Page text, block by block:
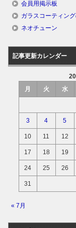
会員用掲示板
ガラスコーティン
ネオチューン
記事更新カレンダー
月
火 水
3 4 5
10 11 12
17 18 19
24 25 26
31
« 7月